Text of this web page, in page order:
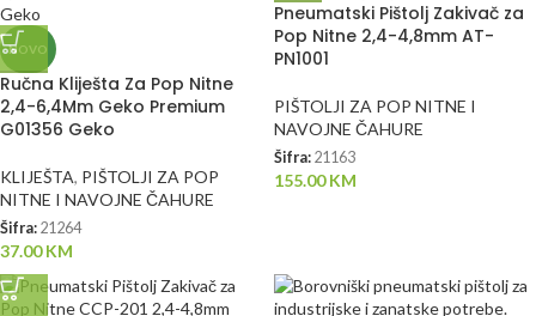
NOVO
Ručna Kliješta Za Pop Nitne
2,4-6,4Mm Geko Premium
G01356 Geko
KLIJEŠTA, PIŠTOLJI ZA POP
NITNE I NAVOJNE ČAHURE
Šifra: 21264
37.00KM
Pneumatski Pištolj Zakivač za
Pop Nitne 2,4-4,8mm AT-
PN1001
PIŠTOLJI ZA POP NITNE I
NAVOJNE ČAHURE
Šifra: 21163
155.00KM